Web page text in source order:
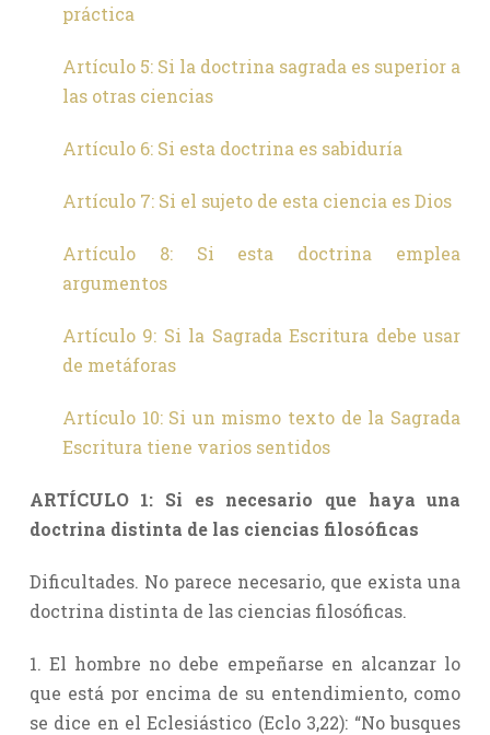
práctica
Artículo 5: Si la doctrina sagrada es superior a
las otras ciencias
Artículo 6: Si esta doctrina es sabiduría
Artículo 7: Si el sujeto de esta ciencia es Dios
Artículo 8: Si esta doctrina emplea
argumentos
Artículo 9: Si la Sagrada Escritura debe usar
de metáforas
Artículo 10: Si un mismo texto de la Sagrada
Escritura tiene varios sentidos
ARTÍCULO 1: Si es necesario que haya una
doctrina distinta de las ciencias filosóficas
Dificultades. No parece necesario, que exista una
doctrina distinta de las ciencias filosóficas.
1. El hombre no debe empeñarse en alcanzar lo
que está por encima de su entendimiento, como
se dice en el Eclesiástico (Eclo 3,22): “No busques